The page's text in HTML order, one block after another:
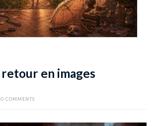
retour en images
COMMENTS